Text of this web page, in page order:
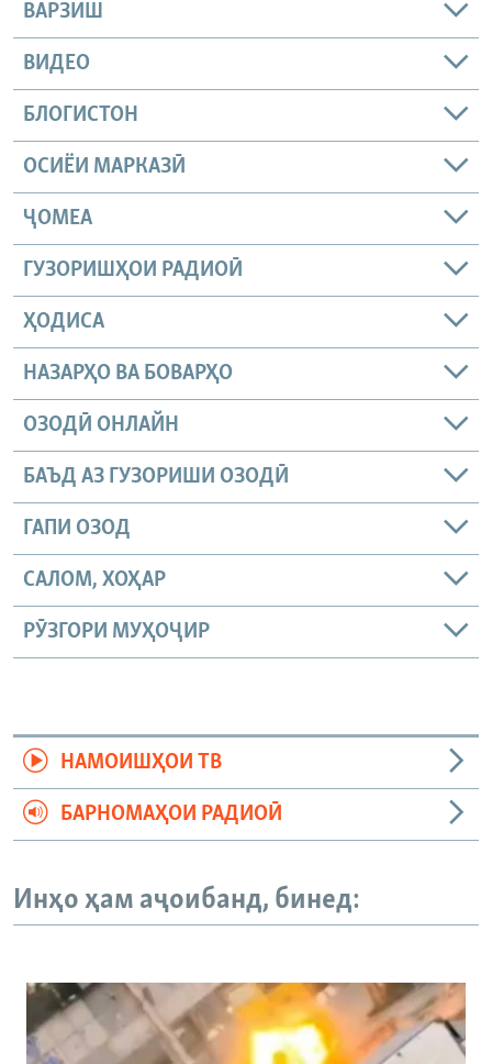
ВАРЗИШ
ВИДЕО
БЛОГИСТОН
ОСИЁИ МАРКАЗӢ
ҶОМEА
ГУЗОРИШҲОИ РАДИОӢ
ҲОДИСА
НАЗАРҲО ВА БОВАРҲО
ОЗОДӢ ОНЛАЙН
БАЪД АЗ ГУЗОРИШИ ОЗОДӢ
ГАПИ ОЗОД
САЛОМ, ХОҲАР
РӮЗГОРИ МУҲОҶИР
НАМОИШҲОИ ТВ
БАРНОМАҲОИ РАДИОӢ
Инҳо ҳам аҷоибанд, бинед: